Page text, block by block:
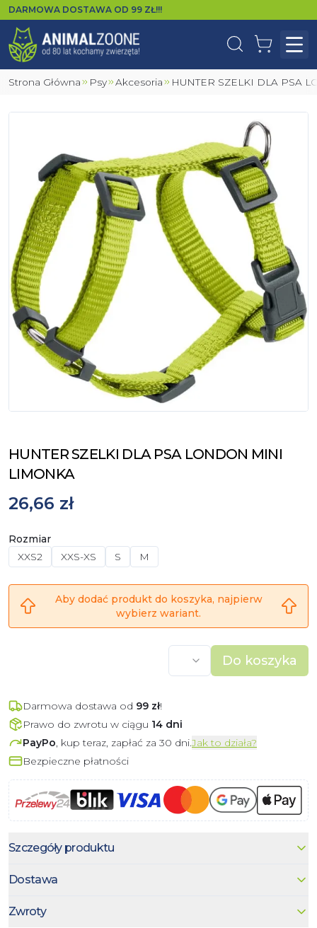
DARMOWA DOSTAWA OD 99 ZŁ!!!
WyszukajKoszyk
Strona Główna Psy Akcesoria HUNTER SZELKI DLA PSA
HUNTER SZELKI DLA PSA LONDON MINI
LIMONKA
26,66 zł
Rozmiar
XXS2
XXS-XS S M
Aby dodać produkt do koszyka, najpierw
wybierz wariant.
Do koszyka
Darmowa dostawa od 99 zł!
Prawo do zwrotu w ciągu 14 dni
PayPo, kup teraz, zapłać za 30 dni.Jak to działa?
Bezpieczne płatności
Szczegóły produktu
Dostawa
Zwroty